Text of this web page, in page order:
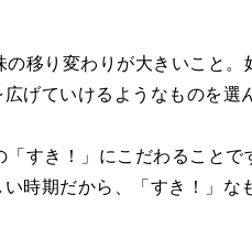
移り変わりが大きいこと
げていけるようなものを選
「すき！」にこだわること
時期だから、「すき！」